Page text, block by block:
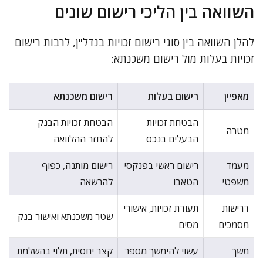
השוואה בין הליכי רישום שונים
להלן השוואה בין סוגי רישום זכויות בנדל"ן, לרבות רישום
זכויות בעלות מול רישום משכנתא:
מאפיין רישום בעלות רישום משכנתא
מטרה
הבטחת זכויות
הבעלים בנכס
הבטחת זכויות הבנק
להחזר ההלוואה
מעמד
משפטי
רישום ראשי בפנקסי
הטאבו
רישום מותנה, כפוף
להרשאה
דרישות
מסמכים
תעודת זכויות, אישורי
מסים
שטר משכנתא ואישור בנק
משך
עשוי להימשך מספר
קצר יחסית, תלוי בהשלמת